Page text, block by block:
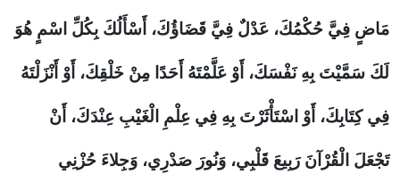
مَاضٍ فِيَّ حُكْمُكَ، عَدْلٌ فِيَّ قَضَاؤُكَ، أَسْأَلُكَ بِكُلِّ اسْمٍ هُوَ
لَكَ سَمَّيْتَ بِهِ نَفْسَكَ، أَوْ عَلَّمْتَهُ أَحَدًا مِنْ خَلْقِكَ، أَوْ أَنْزَلْتَهُ
فِي كِتَابِكَ، أَوْ اسْتَأْثَرْتَ بِهِ فِي عِلْمِ الْغَيْبِ عِنْدَكَ، أَنْ
تَجْعَلَ الْقُرْآنَ رَبِيعَ قَلْبِي، وَنُورَ صَدْرِي، وَجِلاءَ حُزْنِي